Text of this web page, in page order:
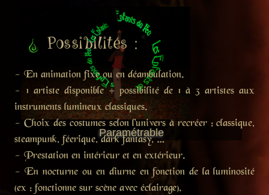
Paramétrable
Possibilités :
- En animation fixe ou en déambulation.
- 1 artiste disponible + possibilité de 1 à 3 artistes aux
instruments lumineux classiques.
- Choix des costumes selon l'univers à recréer : classique,
steampunk, féerique, dark fantasy, …
- Prestation en intérieur et en extérieur.
- En nocturne ou en diurne en fonction de la luminosité
(ex : fonctionne sur scène avec éclairage).